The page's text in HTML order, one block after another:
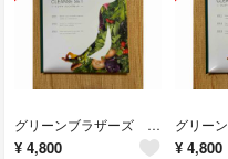
グリーンブラザーズ 1DAY クレンズセット
¥ 4,800 ¥ 4,800